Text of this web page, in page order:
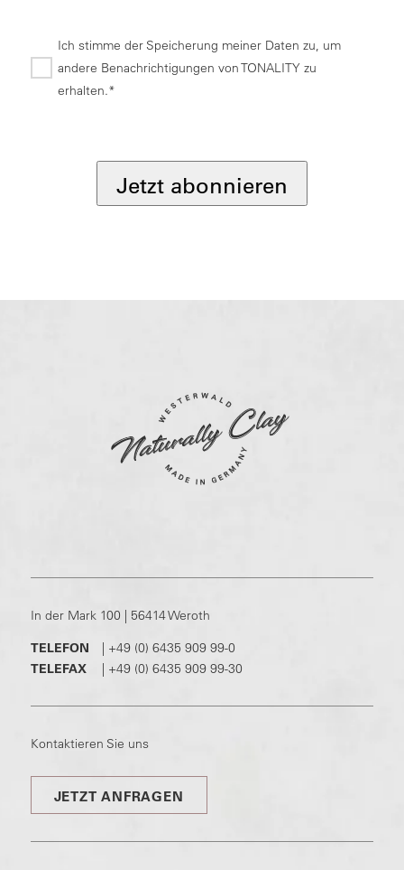
Ich stimme der Speicherung meiner Daten zu, um
andere Benachrichtigungen von TONALITY zu
erhalten.*
Jetzt abonnieren
In der Mark 100 | 56414 Weroth
TELEFON
| +49 (0) 6435 909 99-0
TELEFAX
| +49 (0) 6435 909 99-30
Kontaktieren Sie uns
JETZT ANFRAGEN